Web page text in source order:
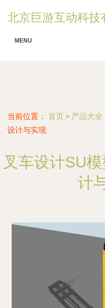
北京巨游互动科技
MENU
当前位置： 首页 > 产品大全
设计与实现
叉车设计SU
计